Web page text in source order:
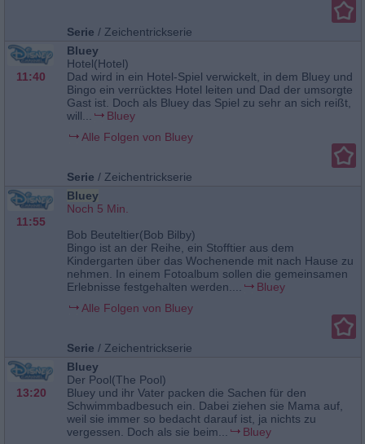
Serie / Zeichentrickserie
11:40
Bluey
Hotel(Hotel)
Dad wird in ein Hotel-Spiel verwickelt, in dem Bluey und
Bingo ein verrücktes Hotel leiten und Dad der umsorgte
Gast ist. Doch als Bluey das Spiel zu sehr an sich reißt,
will...
Bluey
Alle Folgen von Bluey
Serie / Zeichentrickserie
11:55
Bluey
Noch 5 Min.
Bob Beuteltier(Bob Bilby)
Bingo ist an der Reihe, ein Stofftier aus dem
Kindergarten über das Wochenende mit nach Hause zu
nehmen. In einem Fotoalbum sollen die gemeinsamen
Erlebnisse festgehalten werden....
Bluey
Alle Folgen von Bluey
Serie / Zeichentrickserie
13:20
Bluey
Der Pool(The Pool)
Bluey und ihr Vater packen die Sachen für den
Schwimmbadbesuch ein. Dabei ziehen sie Mama auf,
weil sie immer so bedacht darauf ist, ja nichts zu
vergessen. Doch als sie beim...
Bluey